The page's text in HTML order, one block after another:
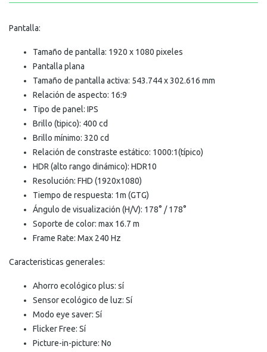
Pantalla:
Tamaño de pantalla: 1920 x 1080 pixeles
Pantalla plana
Tamaño de pantalla activa: 543.744 x 302.616 mm
Relación de aspecto: 16:9
Tipo de panel: IPS
Brillo (tipico): 400 cd
Brillo mínimo: 320 cd
Relación de constraste estático: 1000:1(típico)
HDR (alto rango dinámico): HDR10
Resolución: FHD (1920x1080)
Tiempo de respuesta: 1m (GTG)
Ángulo de visualización (H/V): 178° / 178°
Soporte de color: max 16.7 m
Frame Rate: Max 240 Hz
Caracteristicas generales:
Ahorro ecológico plus: sí
Sensor ecológico de luz: Sí
Modo eye saver: Sí
Flicker Free: Sí
Picture-in-picture: No